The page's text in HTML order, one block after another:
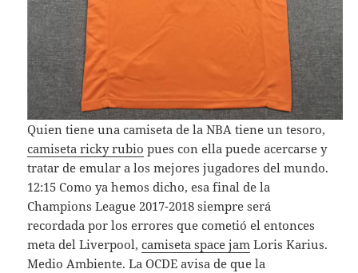
Quien tiene una camiseta de la NBA tiene un tesoro,
camiseta ricky rubio pues con ella puede acercarse y
tratar de emular a los mejores jugadores del mundo.
12:15 Como ya hemos dicho, esa final de la
Champions League 2017-2018 siempre será
recordada por los errores que cometió el entonces
meta del Liverpool,camiseta space jam Loris Karius.
Medio Ambiente. La OCDE avisa de que la